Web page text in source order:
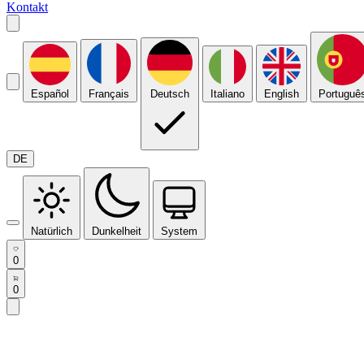
Kontakt
Español Français Deutsch Italiano English
DE
Natürlich Dunkelheit System
0
0